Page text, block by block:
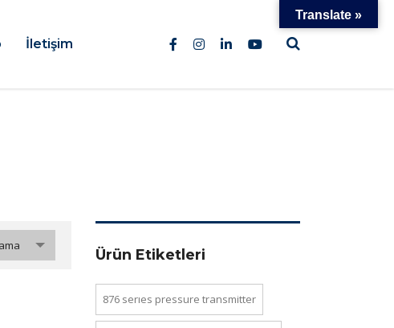
İletişim
Ürün Etiketleri
876 series pressure transmi̇tter
Translate »